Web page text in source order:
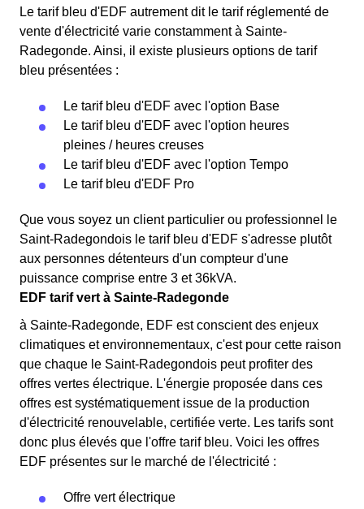
Le tarif bleu d'EDF autrement dit le tarif réglementé de
vente d'électricité varie constamment à Sainte-
Radegonde. Ainsi, il existe plusieurs options de tarif
bleu présentées :
Le tarif bleu d'EDF avec l'option Base
Le tarif bleu d'EDF avec l'option heures
pleines / heures creuses
Le tarif bleu d'EDF avec l'option Tempo
Le tarif bleu d'EDF Pro
Que vous soyez un client particulier ou professionnel le
Saint-Radegondois le tarif bleu d'EDF s'adresse plutôt
aux personnes détenteurs d'un compteur d'une
puissance comprise entre 3 et 36kVA.
EDF tarif vert à Sainte-Radegonde
à Sainte-Radegonde, EDF est conscient des enjeux
climatiques et environnementaux, c'est pour cette raison
que chaque le Saint-Radegondois peut profiter des
offres vertes électrique. L'énergie proposée dans ces
offres est systématiquement issue de la production
d'électricité renouvelable, certifiée verte. Les tarifs sont
donc plus élevés que l'offre tarif bleu. Voici les offres
EDF présentes sur le marché de l'électricité :
Offre vert électrique